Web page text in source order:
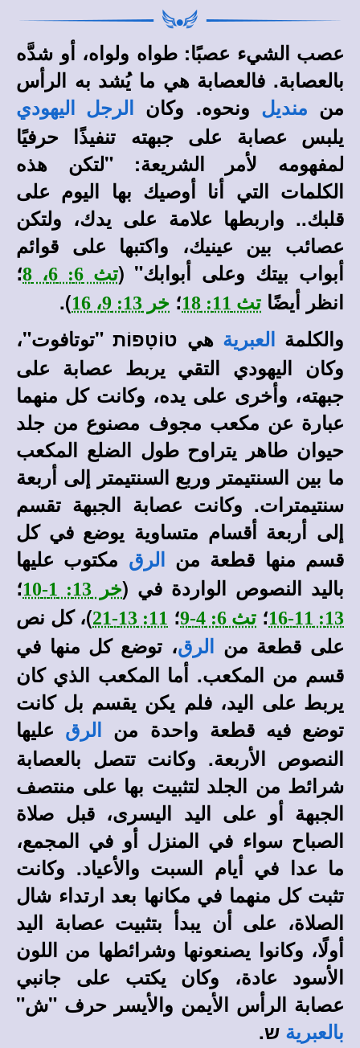
عصب الشيء عصبًا: طواه ولواه، أو شدَّه
بالعصابة. فالعصابة هي ما يُشد به الرأس
من
منديل ونحوه. وكان الرجل اليهودي
يلبس عصابة على جبهته تنفيذًا حرفيًا
لمفهومه لأمر الشريعة: "لتكن هذه
الكلمات التي أنا أوصيك بها اليوم على
قلبك.. واربطها علامة على يدك، ولتكن
عصائب بين عينيك، واكتبها على قوائم
أبواب بيتك وعلى أبوابك" (تث 6: 6، 8
؛
انظر أيضًا تث 11: 18 ؛ خر 13: 9، 16
).
والكلمة
العبرية هي טוֹטָפוֹת "توتافوت"،
وكان اليهودي التقي يربط عصابة على
جبهته، وأخرى على يده، وكانت كل منهما
عبارة عن مكعب مجوف مصنوع من جلد
حيوان طاهر يتراوح طول الضلع المكعب
ما بين السنتيمتر وربع السنتيمتر إلى أربعة
سنتيمترات. وكانت عصابة الجبهة تقسم
إلى أربعة أقسام متساوية يوضع في كل
قسم منها قطعة من
الرق مكتوب عليها
باليد النصوص الواردة في (خر 13: 1-10 ؛
13: 11-16 ؛ تث 6: 4-9 ؛ 11: 13-21
)، كل نص
على قطعة من
الرق، توضع كل منها في
قسم من المكعب. أما المكعب الذي كان
يربط على اليد، فلم يكن يقسم بل كانت
توضع فيه قطعة واحدة من
الرق
عليها
النصوص الأربعة. وكانت تتصل بالعصابة
شرائط من الجلد لتثبيت بها على منتصف
الجبهة أو على اليد اليسرى، قبل صلاة
الصباح سواء في المنزل أو في المجمع،
ما عدا في أيام السبت والأعياد. وكانت
تثبت كل منهما في مكانها بعد ارتداء شال
الصلاة، على أن يبدأ بتثبيت عصابة اليد
أولًا، وكانوا يصنعونها وشرائطها من اللون
الأسود عادة، وكان يكتب على جانبي
عصابة الرأس الأيمن والأيسر حرف "ش"
بالعبرية ש.